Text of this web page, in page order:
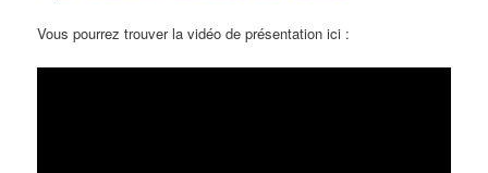
Vous pourrez trouver la vidéo de présentation ici :